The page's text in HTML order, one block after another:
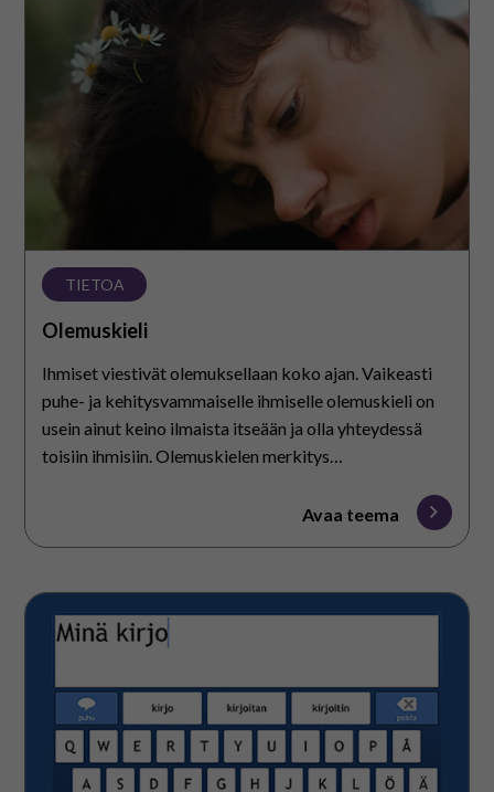
TIETOA
Olemuskieli
Ihmiset viestivät olemuksellaan koko ajan. Vaikeasti
puhe- ja kehitysvammaiselle ihmiselle olemuskieli on
usein ainut keino ilmaista itseään ja olla yhteydessä
toisiin ihmisiin. Olemuskielen merkitys
puhekyky ja kielelliset taidot ovat heikentyneet
Avaa teema
Kirjoittaminen